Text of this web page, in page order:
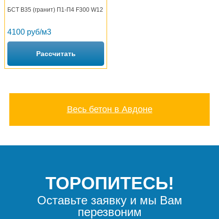
БСТ В35 (гранит) П1-П4 F300 W12
4100 руб/м3
Рассчитать
Весь бетон в Авдоне
ТОРОПИТЕСЬ!
Оставьте заявку и мы Вам
перезвоним